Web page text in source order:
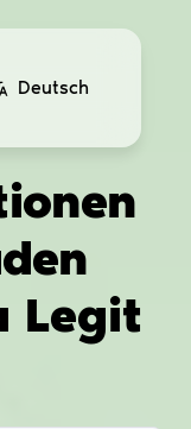
Deutsch
Legit